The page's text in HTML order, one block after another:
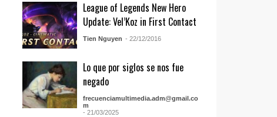
League of Legends New Hero
Update: Vel’Koz in First Contact
Tien Nguyen - 22/12/2016
Lo que por siglos se nos fue
negado
frecuenciamultimedia.adm@gmail.co
m
- 21/03/2025